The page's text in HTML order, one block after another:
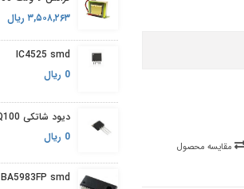
مقایسه محصول
۳,۵۰۸,۲۶۳ ریال
IC4525 smd
0 ریال
دیود شاتکی 30CTQ100
0 ریال
BA5983FP smd